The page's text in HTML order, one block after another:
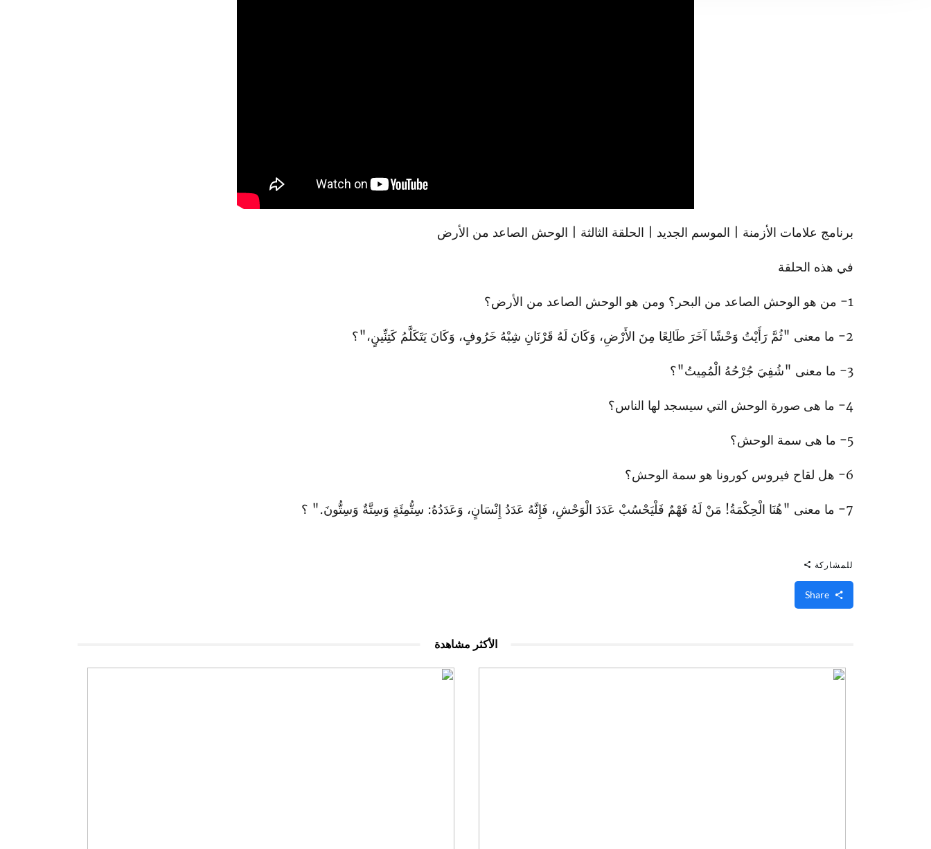
برنامج علامات الأزمنة | الموسم الجديد | الحلقة الثالثة | الوحش الصاعد من الأرض
في هذه الحلقة
1- من هو الوحش الصاعد من البحر؟ ومن هو الوحش الصاعد من الأرض؟
2- ما معنى "ثُمَّ رَأَيْتُ وَحْشًا آخَرَ طَالِعًا مِنَ الأَرْضِ، وَكَانَ لَهُ قَرْنَانِ شِبْهُ خَرُوفٍ، وَكَانَ يَتَكَلَّمُ كَتِنِّينٍ،"؟
3- ما معنى "شُفِيَ جُرْحُهُ الْمُمِيتُ"؟
4- ما هى صورة الوحش التي سيسجد لها الناس؟
5- ما هى سمة الوحش؟
6- هل لقاح فيروس كورونا هو سمة الوحش؟
7- ما معنى "هُنَا الْحِكْمَةُ! مَنْ لَهُ فَهْمٌ فَلْيَحْسُبْ عَدَدَ الْوَحْشِ، فَإِنَّهُ عَدَدُ إِنْسَانٍ، وَعَدَدُهُ: سِتُّمِئَةٍ وَسِتَّةٌ وَسِتُّونَ." ؟
للمشاركة
الأكثر مشاهدة